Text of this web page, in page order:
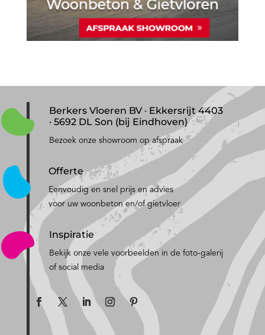
Berkers Vloeren BV · Ekkersrijt 4403
· 5692 DL Son (bij Eindhoven)
Bezoek onze showroom op afspraak
Offerte
Eenvoudig en snel prijs en advies
voor uw woonbeton en/of gietvloer
Inspiratie
Bekijk onze vele voorbeelden in de foto-galerij
of social media